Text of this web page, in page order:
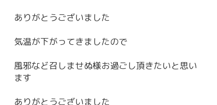
ありがとうございました
気温が下がってきましたので
風邪など召しませぬ様お過ごし頂きたいと思い
ます
ありがとうございました